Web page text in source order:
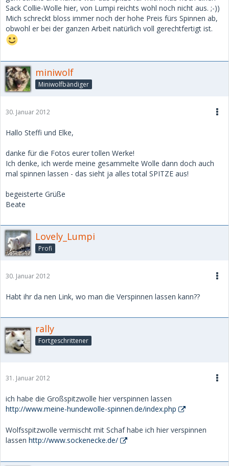
Sack Collie-Wolle hier, von Lumpi reichts wohl noch nicht aus. ;-))
Mich schreckt bloss immer noch der hohe Preis fürs Spinnen ab,
obwohl er bei der ganzen Arbeit natürlich voll gerechtfertigt ist.
miniwolf
Miniwolfbändiger
30. Januar 2012
Hallo Steffi und Elke,
danke für die Fotos eurer tollen Werke!
Ich denke, ich werde meine gesammelte Wolle dann doch auch
mal spinnen lassen - das sieht ja alles total SPITZE aus!
begeisterte Grüße
Beate
Lovely_Lumpi
Profi
30. Januar 2012
Habt ihr da nen Link, wo man die Verspinnen lassen kann??
rally
Fortgeschrittener
31. Januar 2012
ich habe die Großspitzwolle hier verspinnen lassen
http://www.meine-hundewolle-spinnen.de/index.php
Wolfsspitzwolle vermischt mit Schaf habe ich hier verspinnen
lassen http://www.sockenecke.de/